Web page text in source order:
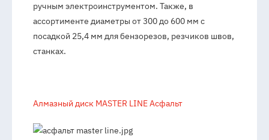
ручным электроинструментом. Также, в
ассортименте диаметры от 300 до 600 мм с
посадкой 25,4 мм для бензорезов, резчиков швов,
станках.
Алмазный диск MASTER LINE Асфальт